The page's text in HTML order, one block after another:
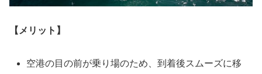
【メリット】
空港の目の前が乗り場のため、到着後スムーズに移